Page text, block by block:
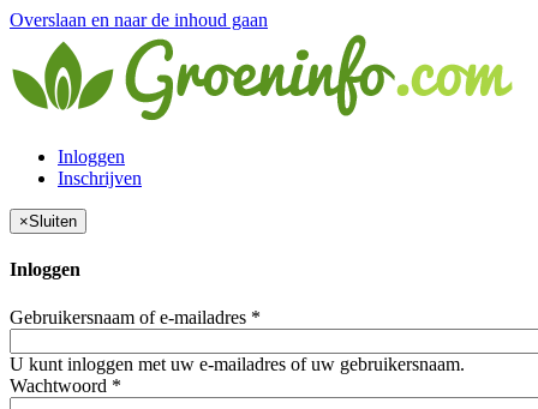
Overslaan en naar de inhoud gaan
Inloggen
Inschrijven
×Sluiten
Inloggen
Gebruikersnaam of e-mailadres *
U kunt inloggen met uw e-mailadres of uw gebruikersnaam.
Wachtwoord *